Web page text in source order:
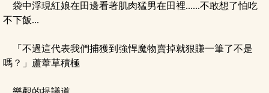
袋中浮現紅娘在田邊看著肌肉猛男在田裡......不敢想了怕吃
不下飯...
「不過這代表我們捕獲到強悍魔物賣掉就狠賺一筆了不是
嗎？」蘆葦草積極